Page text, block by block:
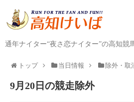
通年ナイター“夜さ恋ナイター”の高知競
トップ 当日情報 除外・取
9月20日の競走除外